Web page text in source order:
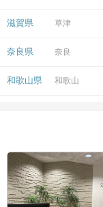
滋賀県 草津
奈良県 奈良
和歌山県 和歌山